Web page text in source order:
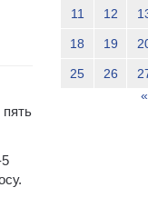
11 12
18 19
25 26